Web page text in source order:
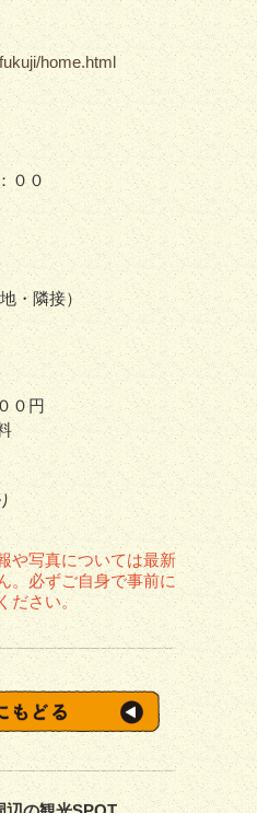
home.html
００
・隣接）
０円
や写真については最新
。必ずご自身で事前に
ださい。